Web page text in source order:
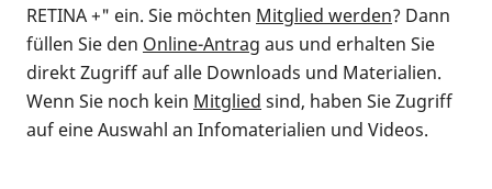
RETINA +" ein. Sie möchten Mitglied werden? Dann
füllen Sie den Online-Antrag aus und erhalten Sie
direkt Zugriff auf alle Downloads und Materialien.
Wenn Sie noch kein Mitglied sind, haben Sie Zugriff
auf eine Auswahl an Infomaterialien und Videos.